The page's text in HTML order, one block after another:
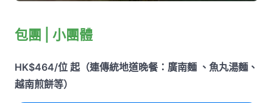
包團 | 小團體
HK$464/位 起（連傳統地道晚餐：廣南麵 、魚丸湯麵、
越南煎餅等）